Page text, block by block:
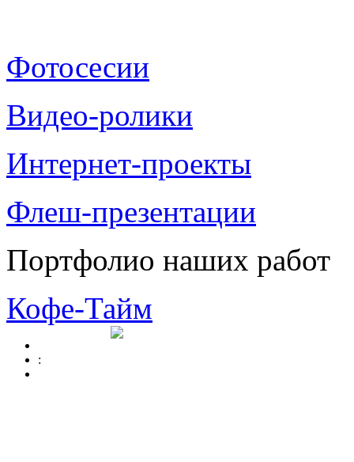
Фотосесии
Видео-ролики
Интернет-проекты
Флеш-презентации
Портфолио наших работ
Кофе-Тайм
: